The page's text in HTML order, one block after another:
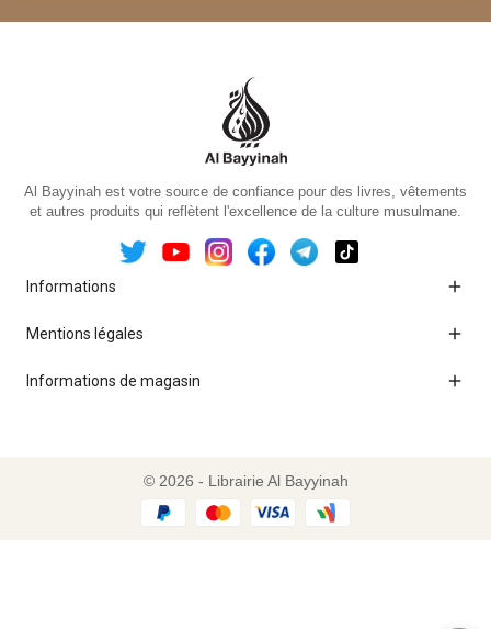
Al Bayyinah est votre source de confiance pour des livres, vêtements
et autres produits qui reflètent l'excellence de la culture musulmane.
Informations 
Mentions légales 
Informations de magasin 
© 2026 - Librairie Al Bayyinah